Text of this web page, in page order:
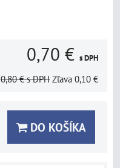
0,70 € s DPH
0,80 € s DPH Zľava 0,10 €
DO KOŠÍKA